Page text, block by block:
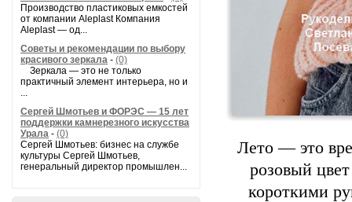
Производство пластиковых емкостей
от компании Aleplast Компания
Aleplast — од...
Советы и рекомендации по выбору
красивого зеркала - (0)
Зеркала — это не только
практичный элемент интерьера, но и
...
Сергей Шмотьев и ФОРЭС — 15 лет
поддержки камнерезного искусства
Урала - (0)
Сергей Шмотьев: бизнес на службе
культуры Сергей Шмотьев,
генеральный директор промышлен...
Лето — это
розовый
короткими